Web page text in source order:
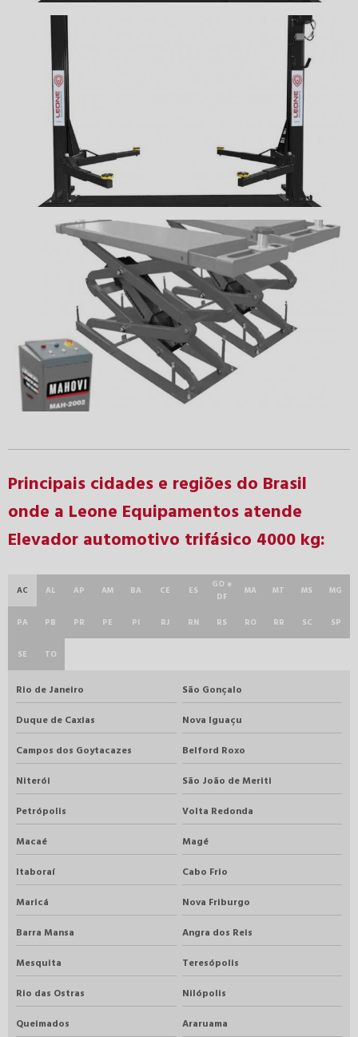
Principais cidades e regiões do Brasil
onde a Leone Equipamentos atende
Elevador automotivo trifásico 4000 kg:
AC AL AP AM BA CE ES
GO e
DF
MA MT MS MG
PA PB PR PE PI RJ RN RS RO RR SC SP
SE TO
Rio de Janeiro
São Gonçalo
Duque de Caxias
Nova Iguaçu
Campos dos Goytacazes
Belford Roxo
Niterói
São João de Meriti
Petrópolis
Volta Redonda
Macaé
Magé
Itaboraí
Cabo Frio
Maricá
Nova Friburgo
Barra Mansa
Angra dos Reis
Mesquita
Teresópolis
Rio das Ostras
Nilópolis
Queimados
Araruama